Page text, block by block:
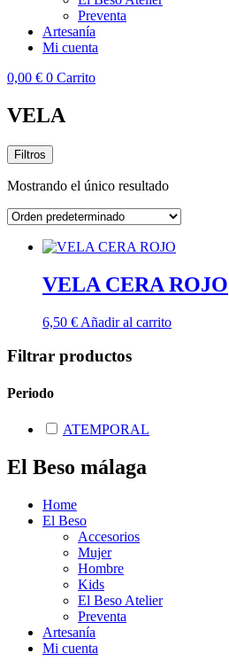
Preventa
Artesanía
Mi cuenta
0,00 € 0 Carrito
VELA
Filtros
Mostrando el único resultado
VELA CERA ROJO
6,50 € Añadir al carrito
Filtrar productos
Periodo
ATEMPORAL
El Beso málaga
Home
El Beso
Accesorios
Mujer
Hombre
Kids
El Beso Atelier
Preventa
Artesanía
Mi cuenta